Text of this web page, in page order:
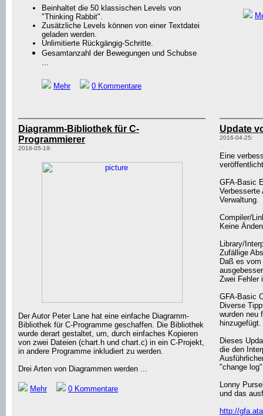
Beinhaltet die 50 klassischen Levels von
"Thinking Rabbit".
Zusätzliche Levels können von einer Textdatei
geladen werden.
Unlimitierte Rückgängig-Schritte.
Gesamtanzahl der Bewegungen und Schubse
...
Mehr 0 Kommentare
Diagramm-Bibliothek für C-
Programmierer
2016-05-19:
Der Autor Peter Lane hat eine einfache Diagramm-
Bibliothek für C-Programme geschaffen. Die Bibliothek
wurde derart gestaltet, um, durch einfaches Kopieren
von zwei Dateien (chart.h und chart.c) in ein C-Projekt,
in andere Programme inkludiert zu werden.
Drei Arten von Diagrammen werden ...
Mehr 0 Kommentare
Update
2016-04-25:
Eine
GFA-Basic
Verbesserte
Verwaltung.
Compiler/
Keine
Library/
Zufällige
Daß es
Zwei Fehler
GFA-Basic
Diverse
wurden neu
hinzugefügt.
Dieses
die den
"change
Lonny
und das
http://